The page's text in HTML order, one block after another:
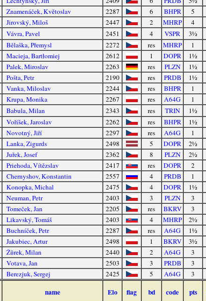
Znamenáček, Květoslav 2287 6 BHPR 5
Jirovský, Miloš 2447 2 MHRP 4
Vávra, Pavel 2451 4 VSPR 3½
Bělaška, Přemysl 2272 res MHRP 1
Macieja, Bartłomiej 2612 1 DOPR 1½
Palek, Miroslav
2263 res PLZN 1½
Pošta, Petr
2190 res PRDB 1½
Vanka, Miloslav
2244 res BHPR 1
Krupa, Monika 2267 res A64G 1
Babula, Milan 2343 res TRIN 1½
Voříšek, Jaroslav 2262 res BHPR 1½
Novotný, Jiří
2297 res A64G 1
Lanka, Zigurds 2498 5 DOPR 2½
Juřek, Josef 2362 8 PLZN 2½
Priehoda, Vítězslav 2417 res DOPR 2
Chernyshov, Konstantin 2557 4 PRDB 1
Konopka, Michal 2475 4 DOPR 1½
Neuman, Petr 2403 3 PLZN 3
Tomeček, Jan
2205 res BKRV 3
Likavský, Tomáš 2403 4 MHRP 2½
Buchníček, Petr
2287 res A64G 1½
Jakubiec, Artur 2498 1 BKRV 3½
Žůrek, Milan 2440 2 A64G 3
Votava, Jan 2503 3 PRDB 3
Berezjuk, Sergej 2425 5 A64G 3
name Elo flag bd code pts